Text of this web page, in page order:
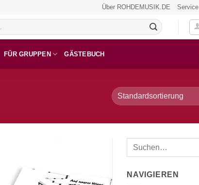
Über ROHDEMUSIK.DE Service
FÜR GRUPPEN GÄSTEBUCH
NAVIGIEREN